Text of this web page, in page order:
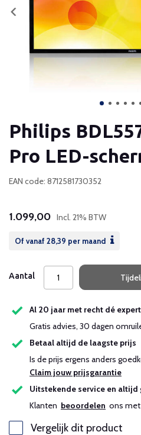
Philips
Pro LED-
EAN code: 8712581730352
1.099,00 Incl. 21% BTW
Of vanaf 28,39 per maand
Aantal
Al 20 jaar met recht dé
Gratis advies, 30 dagen
Betaal altijd de laagste prijs
Is de prijs ergens anders
Claim jouw prijsgarantie
Uitstekende service en
Klanten beoordelen ons met
Vergelijk dit product